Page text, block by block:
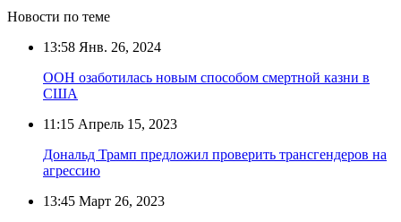
Новости по теме
13:58 Янв. 26, 2024
ООН озаботилась новым способом смертной казни в
США
11:15 Апрель 15, 2023
Дональд Трамп предложил проверить трансгендеров на
агрессию
13:45 Март 26, 2023